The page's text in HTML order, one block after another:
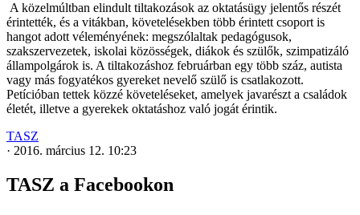
A közelmúltban elindult tiltakozások az oktatásügy jelentős részét
érintették, és a vitákban, követelésekben több érintett csoport is
hangot adott véleményének: megszólaltak pedagógusok,
szakszervezetek, iskolai közösségek, diákok és szülők, szimpatizáló
állampolgárok is. A tiltakozáshoz februárban egy több száz, autista
vagy más fogyatékos gyereket nevelő szülő is csatlakozott.
Petícióban tettek közzé követeléseket, amelyek javarészt a családok
életét, illetve a gyerekek oktatáshoz való jogát érintik.
TASZ
· 2016. március 12. 10:23
TASZ a Facebookon